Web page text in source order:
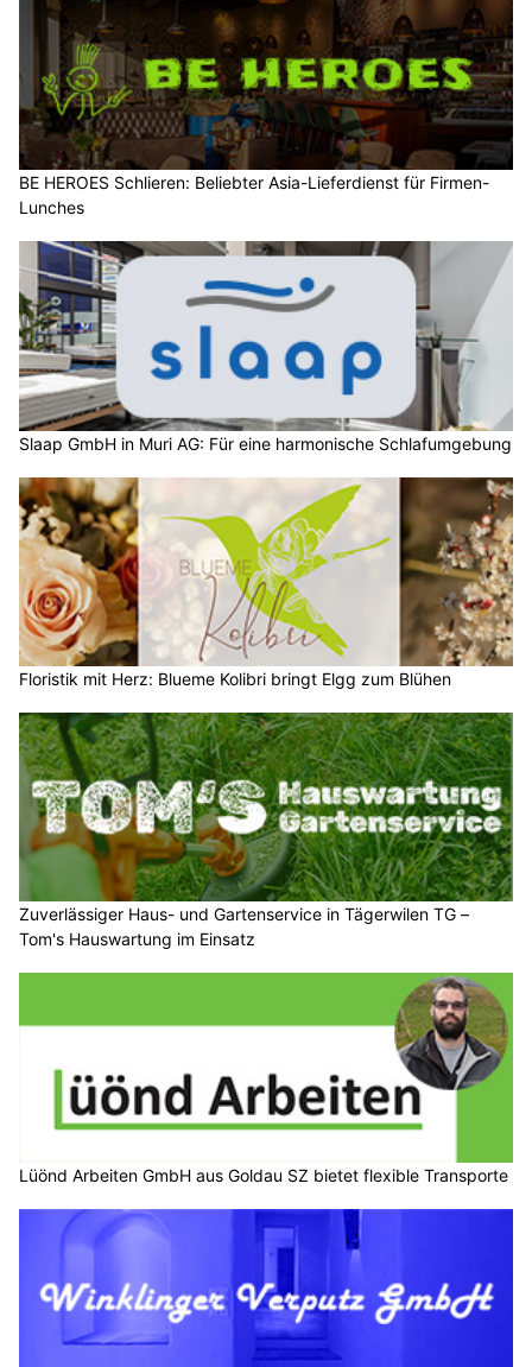
BE HEROES Schlieren: Beliebter Asia-Lieferdienst für Firmen-
Lunches
Slaap GmbH in Muri AG: Für eine harmonische Schlafumgebung
Floristik mit Herz: Blueme Kolibri bringt Elgg zum Blühen
Zuverlässiger Haus- und Gartenservice in Tägerwilen TG –
Tom's Hauswartung im Einsatz
Lüönd Arbeiten GmbH aus Goldau SZ bietet flexible Transporte